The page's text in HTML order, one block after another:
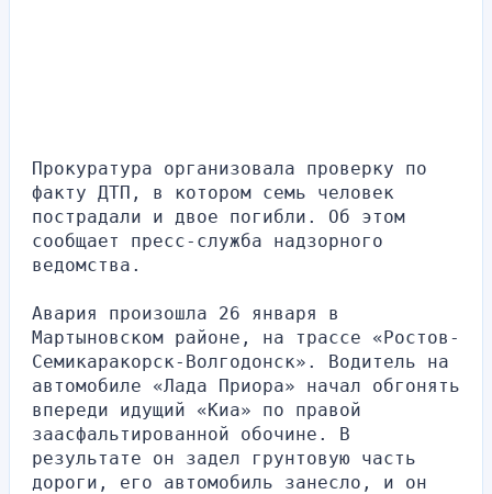
Прокуратура организовала проверку по
факту ДТП, в котором семь человек
пострадали и двое погибли. Об этом
сообщает пресс-служба надзорного
ведомства.
Авария произошла 26 января в
Мартыновском районе, на трассе «Ростов-
Семикаракорск-Волгодонск». Водитель на
автомобиле «Лада Приора» начал обгонять
впереди идущий «Киа» по правой
заасфальтированной обочине. В
результате он задел грунтовую часть
дороги, его автомобиль занесло, и он